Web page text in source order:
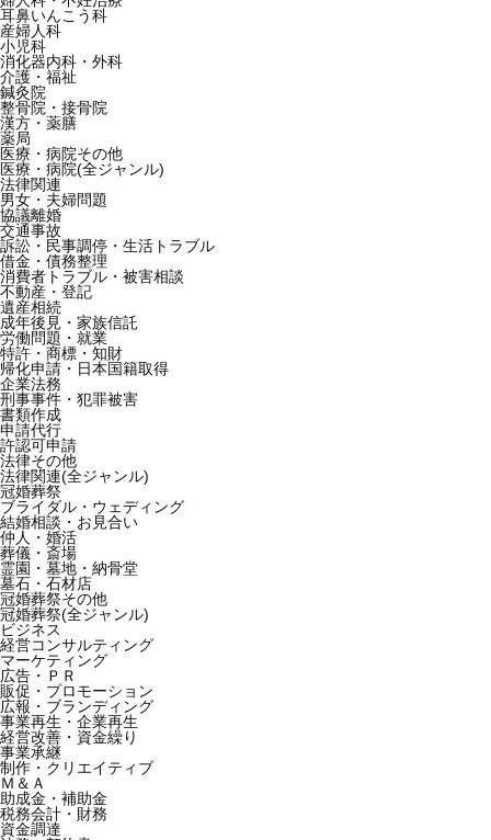
耳鼻いんこう科
産婦人科
小児科
消化器内科・外科
介護・福祉
鍼灸院
整骨院・接骨院
漢方・薬膳
薬局
医療・病院その他
医療・病院(全ジャンル)
法律関連
男女・夫婦問題
協議離婚
交通事故
訴訟・民事調停・生活トラブル
借金・債務整理
消費者トラブル・被害相談
不動産・登記
遺産相続
成年後見・家族信託
労働問題・就業
特許・商標・知財
帰化申請・日本国籍取得
企業法務
刑事事件・犯罪被害
書類作成
申請代行
許認可申請
法律その他
法律関連(全ジャンル)
冠婚葬祭
ブライダル・ウェディング
結婚相談・お見合い
仲人・婚活
葬儀・斎場
霊園・墓地・納骨堂
墓石・石材店
冠婚葬祭その他
冠婚葬祭(全ジャンル)
ビジネス
経営コンサルティング
マーケティング
広告・ＰＲ
販促・プロモーション
広報・ブランディング
事業再生・企業再生
経営改善・資金繰り
事業承継
制作・クリエイティブ
Ｍ＆Ａ
助成金・補助金
税務会計・財務
資金調達